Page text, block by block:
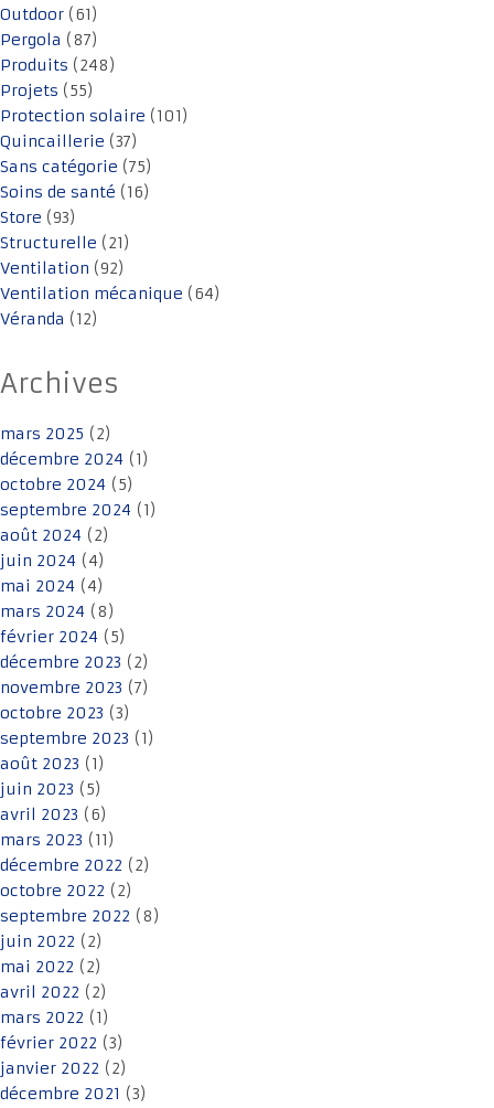
Outdoor (61)
Pergola (87)
Produits (248)
Projets (55)
Protection solaire (101)
Quincaillerie (37)
Sans catégorie (75)
Soins de santé (16)
Store (93)
Structurelle (21)
Ventilation (92)
Ventilation mécanique (64)
Véranda (12)
Archives
mars 2025 (2)
décembre 2024 (1)
octobre 2024 (5)
septembre 2024 (1)
août 2024 (2)
juin 2024 (4)
mai 2024 (4)
mars 2024 (8)
février 2024 (5)
décembre 2023 (2)
novembre 2023 (7)
octobre 2023 (3)
septembre 2023 (1)
août 2023 (1)
juin 2023 (5)
avril 2023 (6)
mars 2023 (11)
décembre 2022 (2)
octobre 2022 (2)
septembre 2022 (8)
juin 2022 (2)
mai 2022 (2)
avril 2022 (2)
mars 2022 (1)
février 2022 (3)
janvier 2022 (2)
décembre 2021 (3)